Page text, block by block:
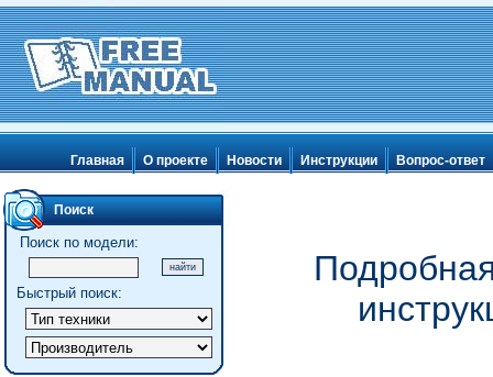
Главная О проекте Новости Инструкции Вопрос-ответ
Поиск
Поиск по модели:
Быстрый поиск: